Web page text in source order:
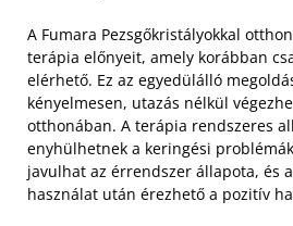
A Fumara Pezsgőkristályokkal
terápia előnyeit, amely korábban
elérhető. Ez az egyedülálló
kényelmesen, utazás nélkül
otthonában. A terápia rendszeres
enyhülhetnek a keringési
javulhat az érrendszer állapota, és
használat után érezhető a pozitív